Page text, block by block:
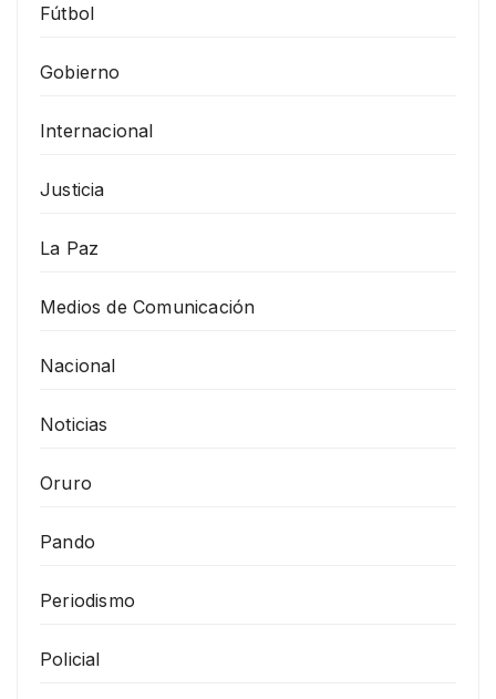
Fútbol
Gobierno
Internacional
Justicia
La Paz
Medios de Comunicación
Nacional
Noticias
Oruro
Pando
Periodismo
Policial